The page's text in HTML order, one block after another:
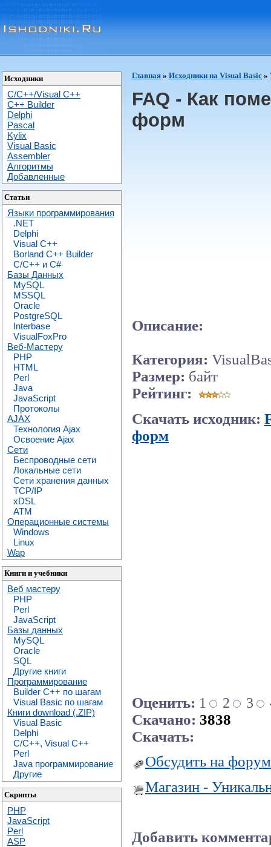
Исходники
C/C++/Visual C++
С++ Builder
Delphi
Pascal
Kylix
Visual Basic
Assembler
Алгоритмы
Добавленные
Статьи
Языки программирования
.NET
Delphi
Visual C++
Borland C++ Builder
C/С++ и C#
Базы Данных
MySQL
MSSQL
Oracle
PostgreSQL
Interbase
VisualFoxPro
Веб-Мастеру
PHP
HTML
Perl
Java
JavaScript
Протоколы
AJAX
Технология Ajax
Освоение Ajax
Сети
Беспроводные сети
Локальные сети
Сети хранения данных
TCP/IP
xDSL
ATM
Операционные системы
Windows
Linux
Wap
Книги и учебники
Веб мастеру
PHP
Perl
JavaScript
Базы данных
MySQL
Oracle
SQL
Другие книги
Программирование
Builder C++ по шагам
Visual Basic по шагам
Книги download (.ZIP)
Visual Basic
Delphi
C/C++, Visual C++
Perl
Java программирование
Другие
Скрипты
PHP
JavaScript
Perl
ASP
Главная » Исходники на Visual Basic »
FAQ - Как
форм
Описание:
Категория:
Размер: байт
Рейтинг:
Скачать исходник:
форм
Оценить: 1 2 3
Скачано: 3838
Скачать:
Обсудить на
Магазин -
Добавить